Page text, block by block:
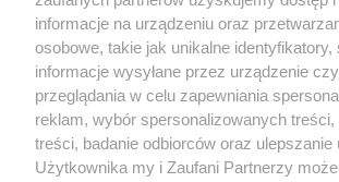
Nie zapomnij
zapoznać się z:
polityką prywatności regulamin korzystania
Twojemiasto Skontaktuj
informacje na urządzeniu oraz
osobowe, takie jak unikalne identyfikatory,
informacje wysyłane przez urządzenie
przeglądania w celu zapewniania
reklam, wybór spersonalizowanych
treści, badanie odbiorców oraz ulepszanie
Użytkownika my i Zaufani Partnerzy